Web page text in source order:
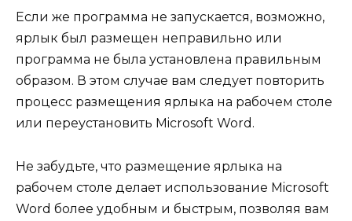
Если же программа не запускается, возможно,
ярлык был размещен неправильно или
программа не была установлена правильным
образом. В этом случае вам следует повторить
процесс размещения ярлыка на рабочем столе
или переустановить Microsoft Word.
Не забудьте, что размещение ярлыка на
рабочем столе делает использование Microsoft
Word более удобным и быстрым, позволяя вам